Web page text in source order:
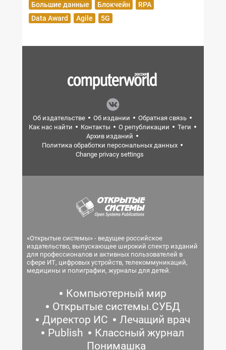
Большие данные
Блокчейн
RPA
Data Award
Agile 5G
Об издательстве Об издании
Обратная связь
Как нас найти
Контакты О републикации
Теги
Архив изданий
Политика обработки персональных данных
Change privacy settings
«Открытые системы» - ведущее российское
издательство, выпускающее широкий спектр изданий
для профессионалов и активных пользователей в
сфере ИТ, цифровых устройств, телекоммуникаций,
медицины и полиграфии, журналы для детей.
Компьютерный мир
Открытые системы.СУБД
Директор ИС
Лечащий врач
Publish
Классный журнал
Понимашка